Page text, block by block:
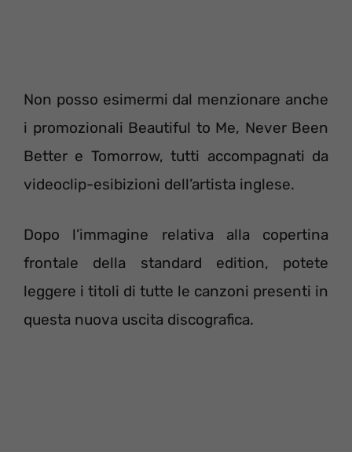
Non posso esimermi dal menzionare anche
i promozionali Beautiful to Me, Never Been
Better e Tomorrow, tutti accompagnati da
videoclip-esibizioni dell’artista inglese.
Dopo l’immagine relativa alla copertina
frontale della standard edition, potete
leggere i titoli di tutte le canzoni presenti in
questa nuova uscita discografica.